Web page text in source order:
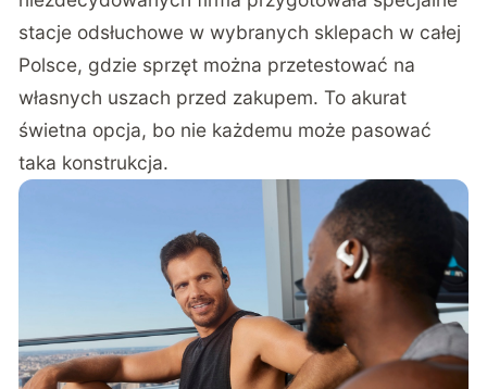
stacje odsłuchowe w wybranych sklepach w całej
Polsce, gdzie sprzęt można przetestować na
własnych uszach przed zakupem. To akurat
świetna opcja, bo nie każdemu może pasować
taka konstrukcja.